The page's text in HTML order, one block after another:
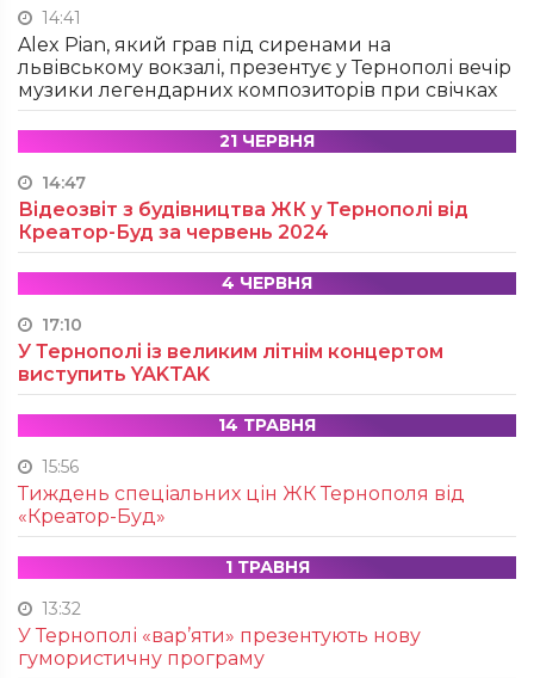
14:41
Alex Pian, який грав під сиренами на
львівському вокзалі, презентує у Тернополі вечір
музики легендарних композиторів при свічках
21 ЧЕРВНЯ
14:47
Відеозвіт з будівництва ЖК у Тернополі від
Креатор-Буд за червень 2024
4 ЧЕРВНЯ
17:10
У Тернополі із великим літнім концертом
виступить YAKTAK
14 ТРАВНЯ
15:56
Тиждень спеціальних цін ЖК Тернополя від
«Креатор-Буд»
1 ТРАВНЯ
13:32
У Тернополі «вар’яти» презентують нову
гумористичну програму